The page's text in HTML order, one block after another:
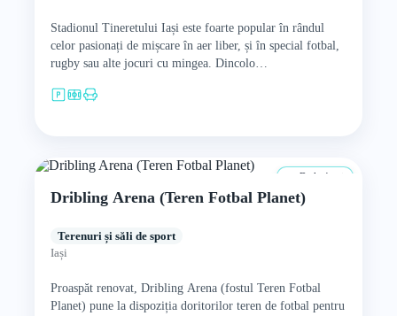
Stadionul Tineretului Iași este foarte popular în rândul
celor pasionați de mișcare în aer liber, și în special fotbal,
rugby sau alte jocuri cu mingea. Dincolo…
De la 4 ani
Dribling Arena (Teren Fotbal Planet)
Terenuri și săli de sport
Iași
Proaspăt renovat, Dribling Arena (fostul Teren Fotbal
Planet) pune la dispoziția doritorilor teren de fotbal pentru